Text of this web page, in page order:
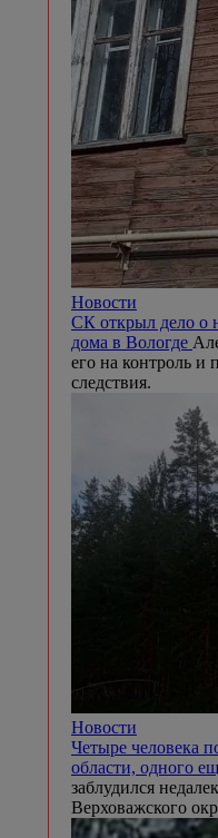
Новости
СК открыл дело о
дома в Вологде
его на контроль и
следствия.
Новости
Четыре человека
области, одного
заблудился
Верховажского